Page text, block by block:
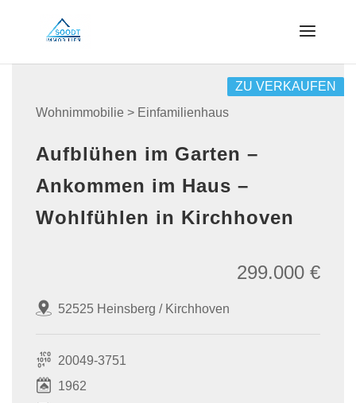
Wohnimmobilie > Einfamilienhaus
ZU VERKAUFEN
Aufblühen im Garten –
Ankommen im Haus –
Wohlfühlen in Kirchhoven
52525 Heinsberg / Kirchhoven
299.000 €
20049-3751
1962